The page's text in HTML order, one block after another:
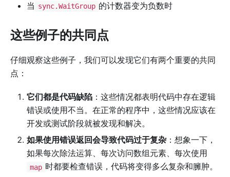
当 sync.WaitGroup 的计数器变为负数时
这些例子的共同点
仔细观察这些例子，我们可以发现它们有两个重要的共同
点：
它们都是代码缺陷 ：这些情况都表明代码中存在逻辑
错误或使用不当。在正常的程序中，这些情况应该在
开发或测试阶段就被发现和解决。
如果使用错误返回会导致代码过于复杂 ：想象一下，
如果每次除法运算、每次访问数组元素、每次使用
map 时都要检查错误，代码将变得多么复杂和臃肿。